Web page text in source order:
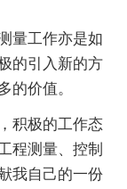
量工作亦是如
的引入新的方
的价值。
积极的工作态
程测量、控制
我自己的一份